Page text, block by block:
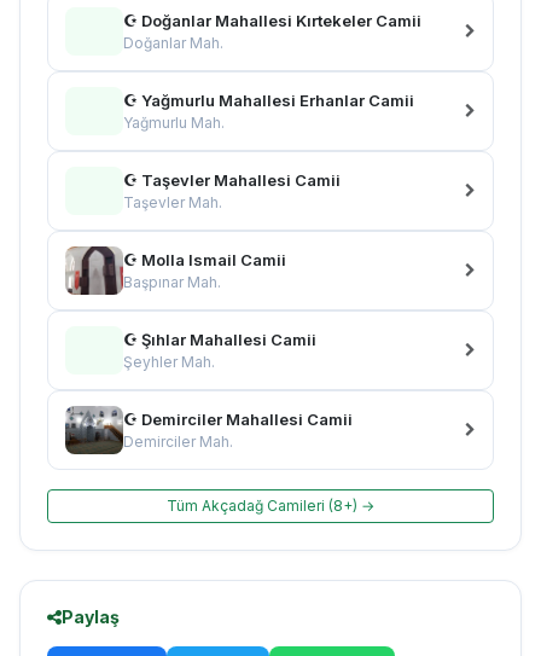
☪ Doğanlar Mahallesi Kırtekeler Camii
Doğanlar Mah.
☪ Yağmurlu Mahallesi Erhanlar Camii
Yağmurlu Mah.
☪ Taşevler Mahallesi Camii
Taşevler Mah.
☪ Molla Ismail Camii
Başpınar Mah.
☪ Şıhlar Mahallesi Camii
Şeyhler Mah.
☪ Demirciler Mahallesi Camii
Demirciler Mah.
Tüm Akçadağ Camileri (8+) →
Paylaş